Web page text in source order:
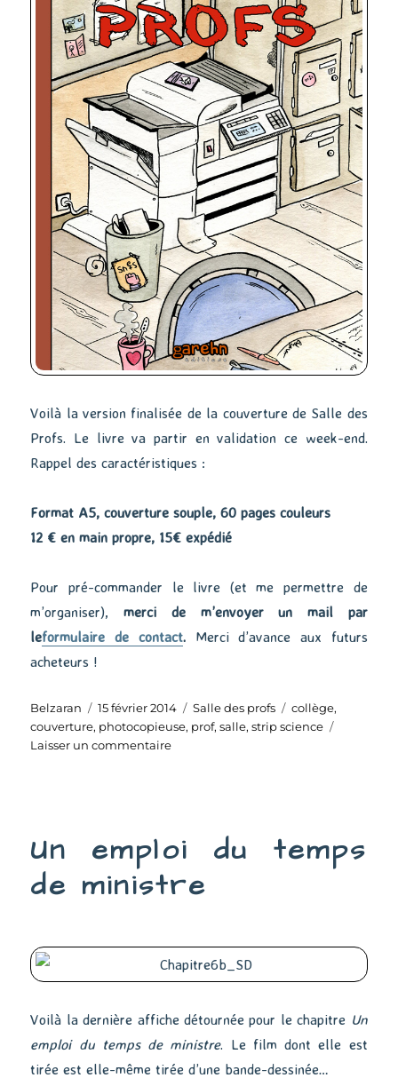
Voilà la version finalisée de la couverture de Salle des
Profs. Le livre va partir en validation ce week-end.
Rappel des caractéristiques :
Format A5, couverture souple, 60 pages couleurs
12 € en main propre, 15€ expédié
Pour pré-commander le livre (et me permettre de
m’organiser),merci de m’envoyer un mail par
leformulaire de contact.Merci d’avance aux futurs
acheteurs !
Auteur
Belzaran
Publié
le
15 février 2014 Catégories
Salle des profs Étiquettes
collège,
couverture, photocopieuse, prof,salle,strip science
Laisser un commentairesur
Couverture
(final)
Un emploi du temps
de ministre
Voilà la dernière affiche détournée pour le chapitre Un
emploi du temps de ministre. Le film dont elle est
tirée est elle-même tirée d’une bande-dessinée…